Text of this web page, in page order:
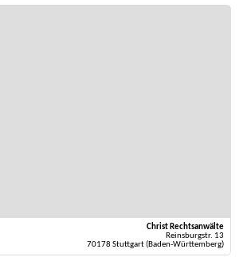
Christ Rechtsanwälte
Reinsburgstr. 13
70178 Stuttgart (Baden-Württemberg)